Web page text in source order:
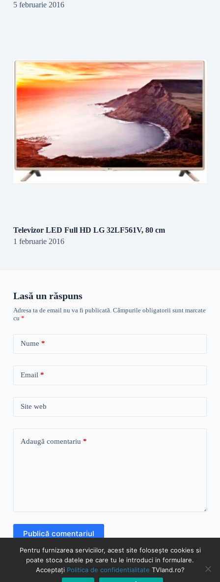
5 februarie 2016
Televizor LED Full HD LG 32LF561V, 80 cm
1 februarie 2016
Lasă un răspuns
Adresa ta de email nu va fi publicată. Câmpurile obligatorii sunt marcate
cu *
Nume *
Email *
Site web
Adaugă comentariu *
Publică comentariul
© TVland.ro 2026 - Toate drepturile rezervate | Prin
Pentru furnizarea serviciilor, acest site folosește cookies si
poate stoca datele pe care tu le introduci in formulare.
Acceptați Politica de confidentialitate TVland.ro?